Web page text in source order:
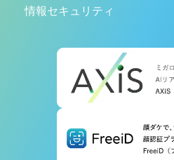
情報セキュリティ